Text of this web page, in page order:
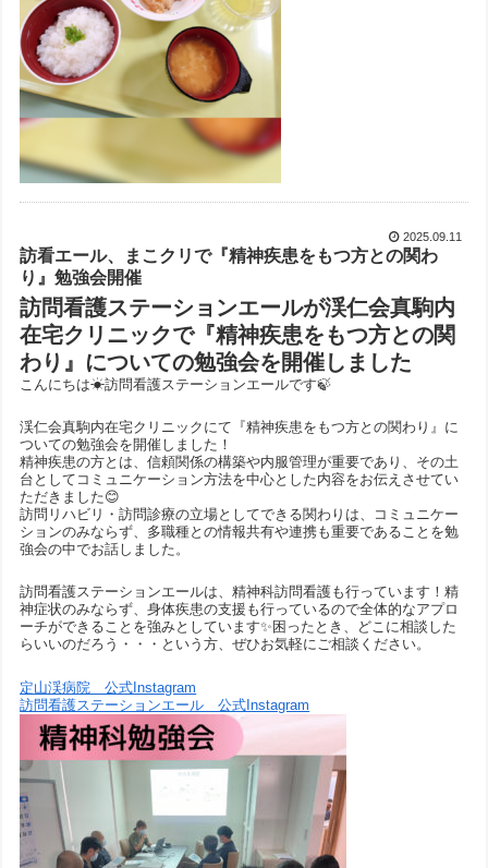
2025.09.11
訪看エール、まこクリで『精神疾患をもつ方との関わ
り』勉強会開催
訪問看護ステーションエールが渓仁会真駒内
在宅クリニックで『精神疾患をもつ方との関
わり』についての勉強会を開催しました
こんにちは☀訪問看護ステーションエールです🍃
渓仁会真駒内在宅クリニックにて『精神疾患をもつ方との関わり』に
ついての勉強会を開催しました！
精神疾患の方とは、信頼関係の構築や内服管理が重要であり、その土
台としてコミュニケーション方法を中心とした内容をお伝えさせてい
ただきました😊
訪問リハビリ・訪問診療の立場としてできる関わりは、コミュニケー
ションのみならず、多職種との情報共有や連携も重要であることを勉
強会の中でお話しました。
訪問看護ステーションエールは、精神科訪問看護も行っています！精
神症状のみならず、身体疾患の支援も行っているので全体的なアプロ
ーチができることを強みとしています✨困ったとき、どこに相談した
らいいのだろう・・・という方、ぜひお気軽にご相談ください。
定山渓病院 公式Instagram
訪問看護ステーションエール 公式Instagram